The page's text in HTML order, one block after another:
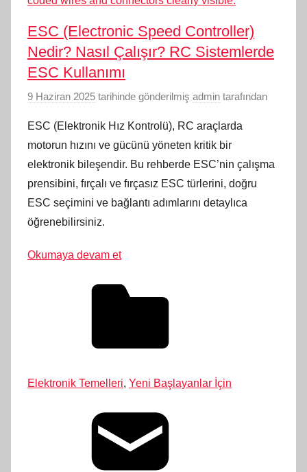
ESC (Electronic Speed Controller)
Nedir? Nasıl Çalışır? RC Sistemlerde
ESC Kullanımı
9 Haziran 2025 tarihinde gönderilmiş admin tarafından
ESC (Elektronik Hız Kontrolü), RC araçlarda
motorun hızını ve gücünü yöneten kritik bir
elektronik bileşendir. Bu rehberde ESC’nin çalışma
prensibini, fırçalı ve fırçasız ESC türlerini, doğru
ESC seçimini ve bağlantı adımlarını detaylıca
öğrenebilirsiniz.
Okumaya devam et
Elektronik Temelleri, Yeni Başlayanlar İçin